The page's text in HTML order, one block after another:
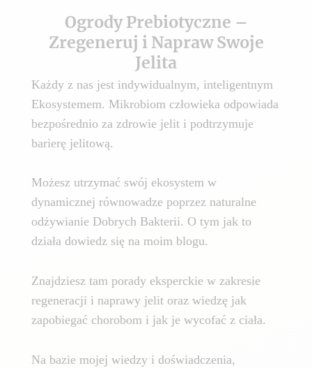
Ogrody Prebiotyczne –
Zregeneruj i Napraw Swoje
Jelita
Każdy z nas jest indywidualnym, inteligentnym
Ekosystemem. Mikrobiom człowieka odpowiada
bezpośrednio za zdrowie jelit i podtrzymuje
barierę jelitową.
Możesz utrzymać swój ekosystem w
dynamicznej równowadze poprzez naturalne
odżywianie Dobrych Bakterii. O tym jak to
działa dowiedz się na moim blogu.
Znajdziesz tam porady eksperckie w zakresie
regeneracji i naprawy jelit oraz wiedzę jak
zapobiegać chorobom i jak je wycofać z ciała.
Na bazie mojej wiedzy i doświadczenia,